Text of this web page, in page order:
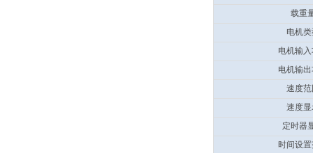
载重
电机
电机输
电机输
速度
速度
定时器
时间设